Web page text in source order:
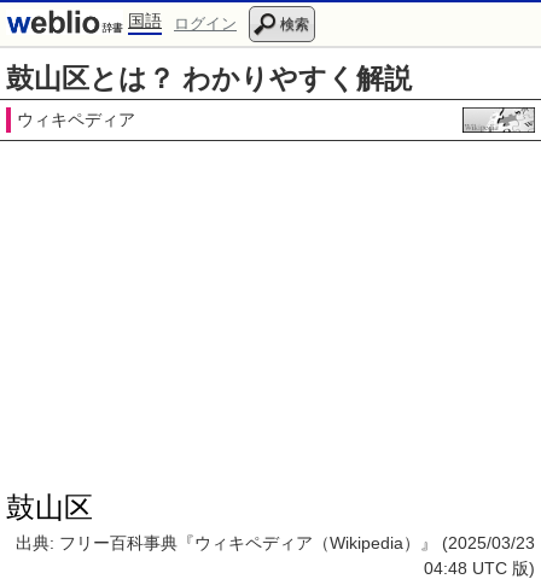
国語 ログイン 検索
鼓山区とは？ わかりやすく解説
ウィキペディア
鼓山区
出典: フリー百科事典『ウィキペディア（Wikipedia）』 (2025/03/23
04:48 UTC 版)